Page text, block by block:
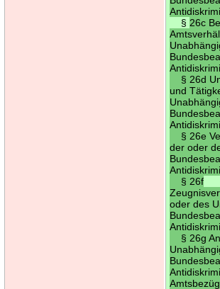
§ 26c
§ 26d
und
§ 26e
der oder
§ 26f
oder des
§ 26g